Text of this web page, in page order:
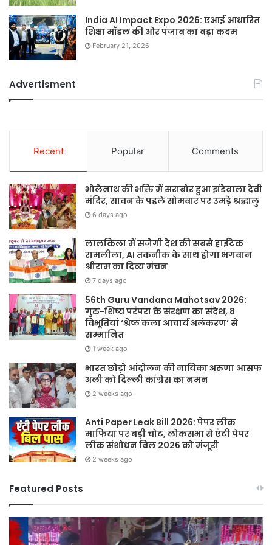
India AI Impact Expo 2026: एआई आधारित
शिक्षा मॉडल की ओर पंजाब का बड़ा कदम
February 21, 2026
Advertisment
Recent Popular Comments
भोलेनाथ की भक्ति में सराबोर हुआ झंडेवाला देवी
मंदिर, सावन के पहले सोमवार पर उमड़े श्रद्धालु
6 days ago
लालकिला में सजेगी देश की सबसे हाईटेक
रामलीला, AI तकनीक के साथ होगा भगवान
श्रीराम का दिव्य मंचन
7 days ago
56th Guru Vandana Mahotsav 2026:
गुरु-शिष्य परंपरा के संरक्षण का संदेश, 8
विभूतियां ‘श्रेष्ठ कला आचार्य अलंकरण’ से
सम्मानित
1 week ago
भारत छोड़ो आंदोलन की नायिका अरुणा आसफ
अली को दिल्ली कांग्रेस का नमन
2 weeks ago
Anti Paper Leak Bill 2026: पेपर लीक
माफिया पर बड़ी चोट, लोकसभा से एंटी पेपर
लीक संशोधन बिल 2026 को मंजूरी
2 weeks ago
Featured Posts
Sawan
2026:
घर